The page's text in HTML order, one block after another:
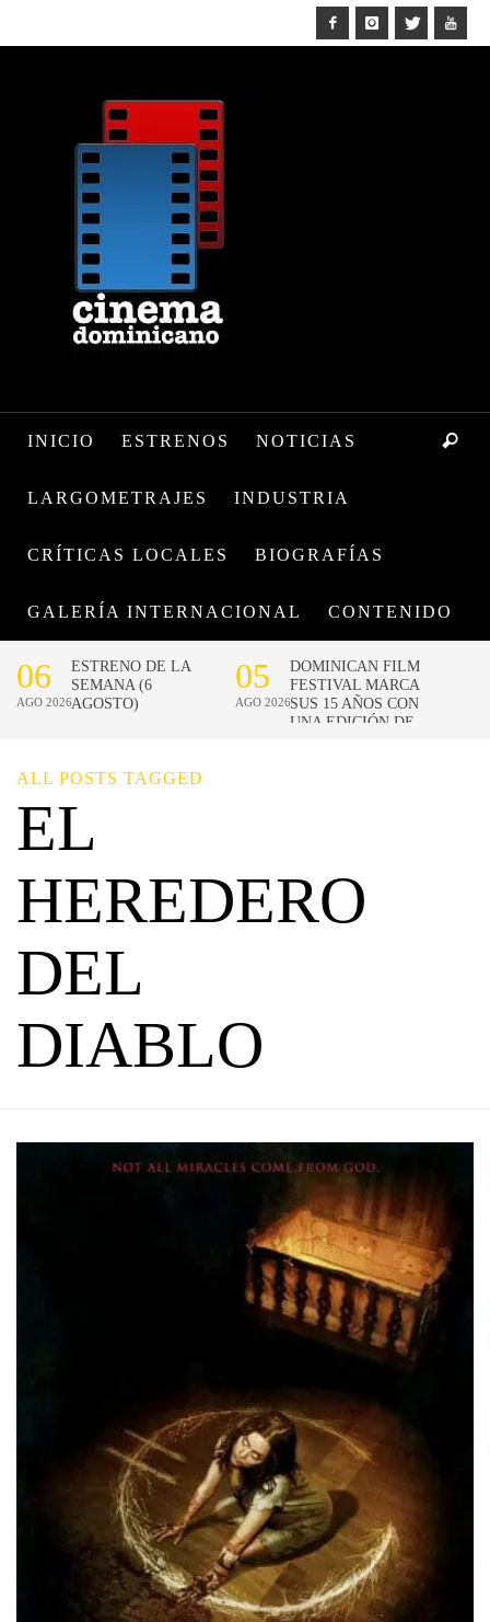
INICIO ESTRENOS NOTICIAS
LARGOMETRAJES INDUSTRIA
CRÍTICAS LOCALES BIOGRAFÍAS
GALERÍA INTERNACIONAL CONTENIDO
ALL POSTS TAGGED
EL
HEREDERO
DEL
DIABLO